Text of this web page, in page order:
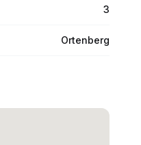
3
Ortenberg